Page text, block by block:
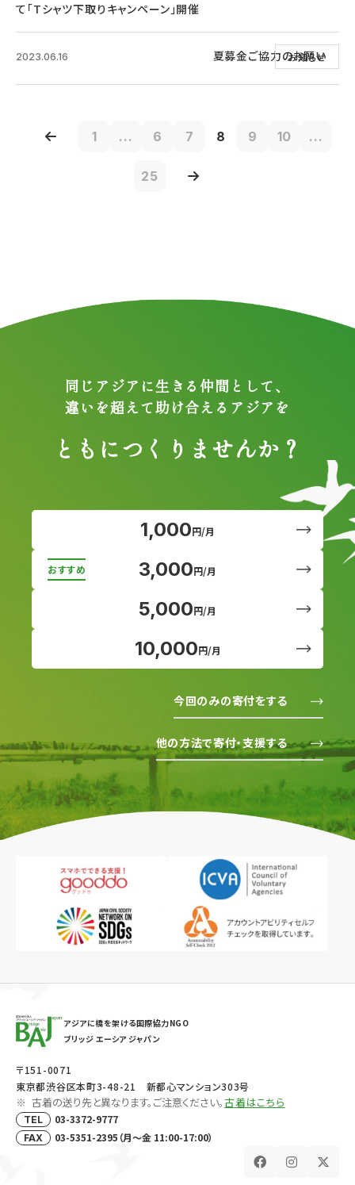
て「Tシャツ下取りキャンペーン」開催
お知らせ
2023.06.16 夏募金ご協力のお願い
1 ... 6 7 8 9 10 ...
25
同じアジアに生きる仲間として、
違いを超えて助け合えるアジアを
ともにつくりませんか？
1,000円/月
3,000円/月
5,000円/月
10,000円/月
今回のみの寄付をする
他の方法で寄付・支援する
アジアに橋を架ける国際協力NGO
ブリッジ エーシア ジャパン
〒151-0071
東京都渋谷区本町3-48-21 新都心マンション303号
古着の送り先と異なります。ご注意ください。古着はこちら
TEL 03-3372-9777
FAX 03-5351-2395（月～金 11:00-17:00）